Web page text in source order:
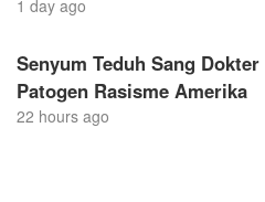
1 day ago
Senyum Teduh Sang
Patogen Rasisme Amerika
22 hours ago